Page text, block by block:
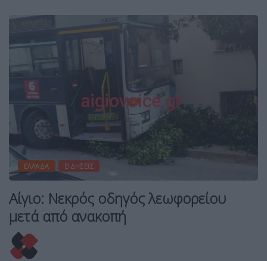
ΕΛΛΆΔΑ ΕΙΔΉΣΕΙΣ
Αίγιο: Νεκρός οδηγός λεωφορείου
μετά από ανακοπή